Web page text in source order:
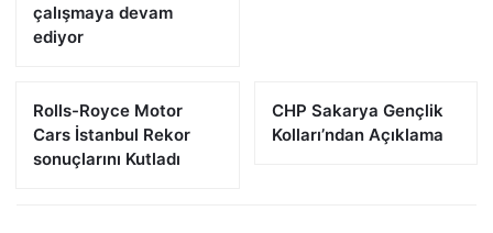
çalışmaya devam
ediyor
Rolls-Royce Motor
Cars İstanbul Rekor
sonuçlarını Kutladı
CHP Sakarya Gençlik
Kolları’ndan Açıklama